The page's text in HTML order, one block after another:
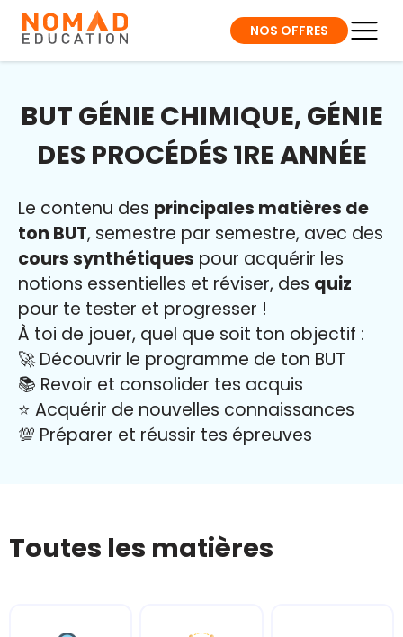
NOS OFFRES
BUT GÉNIE CHIMIQUE, GÉNIE
DES PROCÉDÉS 1RE ANNÉE
Le contenu des principales matières de
ton BUT, semestre par semestre, avec des
cours synthétiques pour acquérir les
notions essentielles et réviser, des quiz
pour te tester et progresser !
À toi de jouer, quel que soit ton objectif :
🚀 Découvrir le programme de ton BUT
📚 Revoir et consolider tes acquis
⭐️ Acquérir de nouvelles connaissances
💯 Préparer et réussir tes épreuves
Toutes les matières